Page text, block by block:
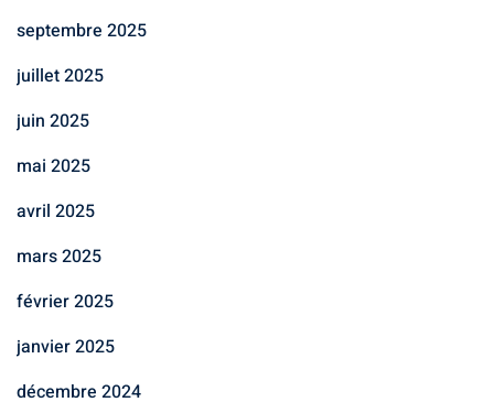
septembre 2025
juillet 2025
juin 2025
mai 2025
avril 2025
mars 2025
février 2025
janvier 2025
décembre 2024